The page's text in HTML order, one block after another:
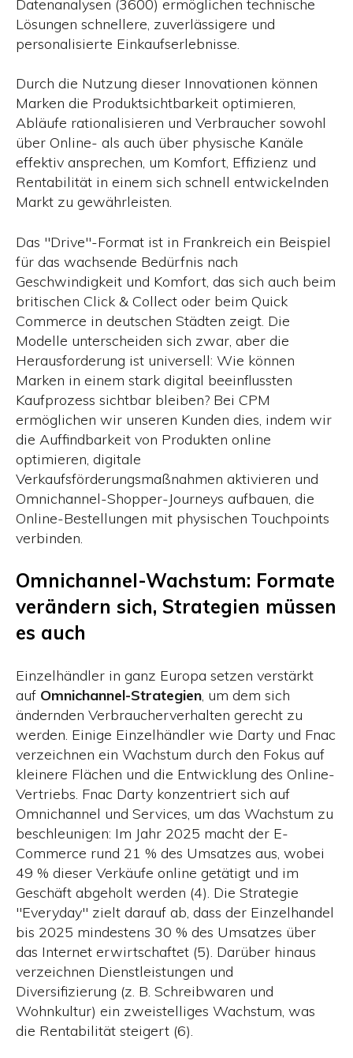
Datenanalysen (3600) ermöglichen technische
Lösungen schnellere, zuverlässigere und
personalisierte Einkaufserlebnisse.
Durch die Nutzung dieser Innovationen können
Marken die Produktsichtbarkeit optimieren,
Abläufe rationalisieren und Verbraucher sowohl
über Online- als auch über physische Kanäle
effektiv ansprechen, um Komfort, Effizienz und
Rentabilität in einem sich schnell entwickelnden
Markt zu gewährleisten.
Das "Drive"-Format ist in Frankreich ein Beispiel
für das wachsende Bedürfnis nach
Geschwindigkeit und Komfort, das sich auch beim
britischen Click & Collect oder beim Quick
Commerce in deutschen Städten zeigt. Die
Modelle unterscheiden sich zwar, aber die
Herausforderung ist universell: Wie können
Marken in einem stark digital beeinflussten
Kaufprozess sichtbar bleiben? Bei CPM
ermöglichen wir unseren Kunden dies, indem wir
die Auffindbarkeit von Produkten online
optimieren, digitale
Verkaufsförderungsmaßnahmen aktivieren und
Omnichannel-Shopper-Journeys aufbauen, die
Online-Bestellungen mit physischen Touchpoints
verbinden.
Omnichannel-Wachstum: Formate
verändern sich, Strategien müssen
es auch
Einzelhändler in ganz Europa setzen verstärkt
auf Omnichannel-Strategien, um dem sich
ändernden Verbraucherverhalten gerecht zu
werden. Einige Einzelhändler wie Darty und Fnac
verzeichnen ein Wachstum durch den Fokus auf
kleinere Flächen und die Entwicklung des Online-
Vertriebs. Fnac Darty konzentriert sich auf
Omnichannel und Services, um das Wachstum zu
beschleunigen: Im Jahr 2025 macht der E-
Commerce rund 21 % des Umsatzes aus, wobei
49 % dieser Verkäufe online getätigt und im
Geschäft abgeholt werden (4). Die Strategie
"Everyday" zielt darauf ab, dass der Einzelhandel
bis 2025 mindestens 30 % des Umsatzes über
das Internet erwirtschaftet (5). Darüber hinaus
verzeichnen Dienstleistungen und
Diversifizierung (z. B. Schreibwaren und
Wohnkultur) ein zweistelliges Wachstum, was
die Rentabilität steigert (6).